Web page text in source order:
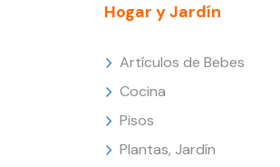
Hogar y Jardín
Artículos de Bebes
Cocina
Pisos
Plantas, Jardín